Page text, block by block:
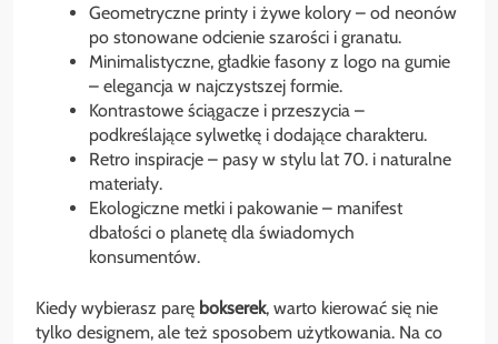
Geometryczne printy i żywe kolory – od neonów
po stonowane odcienie szarości i granatu.
Minimalistyczne, gładkie fasony z logo na gumie
– elegancja w najczystszej formie.
Kontrastowe ściągacze i przeszycia –
podkreślające sylwetkę i dodające charakteru.
Retro inspiracje – pasy w stylu lat 70. i naturalne
materiały.
Ekologiczne metki i pakowanie – manifest
dbałości o planetę dla świadomych
konsumentów.
Kiedy wybierasz parę bokserek, warto kierować się nie
tylko designem, ale też sposobem użytkowania. Na co